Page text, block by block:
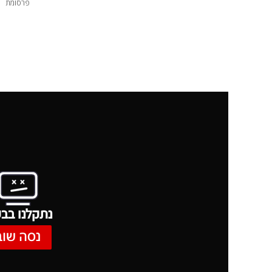
פרסומת
נתקלנו
נסה